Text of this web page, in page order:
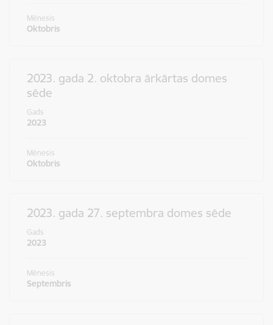
Mēnesis
Oktobris
2023. gada 2. oktobra ārkārtas domes
sēde
Gads
2023
Mēnesis
Oktobris
2023. gada 27. septembra domes sēde
Gads
2023
Mēnesis
Septembris